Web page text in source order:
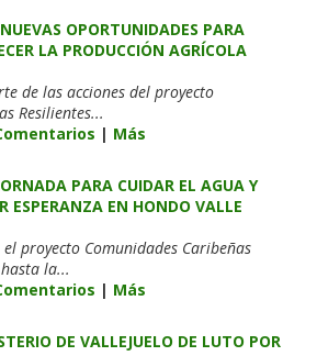
OPORTUNIDADES PARA
LA PRODUCCIÓN AGRÍCOLA
de las acciones del proyecto
Resilientes...
| Más
PARA CUIDAR EL AGUA Y
ESPERANZA EN HONDO VALLE
proyecto Comunidades Caribeñas
la...
| Más
DE VALLEJUELO DE LUTO POR